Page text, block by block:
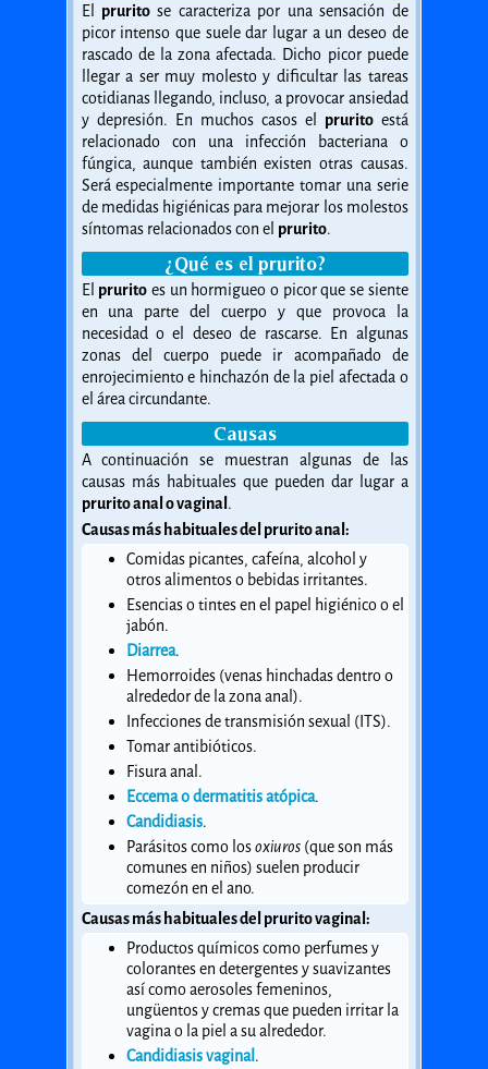
El prurito se caracteriza por una sensación de
picor intenso que suele dar lugar a un deseo de
rascado de la zona afectada. Dicho picor puede
llegar a ser muy molesto y dificultar las tareas
cotidianas llegando, incluso, a provocar ansiedad
y depresión. En muchos casos el pruritoestá
relacionado con una infección bacteriana o
fúngica, aunque también existen otras causas.
Será especialmente importante tomar una serie
de medidas higiénicas para mejorar los molestos
síntomas relacionados con el prurito.
¿Qué es el prurito?
El prurito es un hormigueo o picor que se siente
en una parte del cuerpo y que provoca la
necesidad o el deseo de rascarse. En algunas
zonas del cuerpo puede ir acompañado de
enrojecimiento e hinchazón de la piel afectada o
el área circundante.
Causas
A continuación se muestran algunas de las
causas más habituales que pueden dar lugar a
prurito anal o vaginal.
Causas más habituales del prurito anal:
Comidas picantes, cafeína, alcohol y
otros alimentos o bebidas irritantes.
Esencias o tintes en el papel higiénico o el
jabón.
Diarrea.
Hemorroides (venas hinchadas dentro o
alrededor de la zona anal).
Infecciones de transmisión sexual (ITS).
Tomar antibióticos.
Fisura anal.
Eccema o dermatitis atópica.
Candidiasis.
Parásitos como losoxiuros(que son más
comunes en niños) suelen producir
comezón en el ano.
Causas más habituales del prurito vaginal:
Productos químicos como perfumes y
colorantes en detergentes y suavizantes
así como aerosoles femeninos,
ungüentos y cremas que pueden irritar la
vagina o la piel a su alrededor.
Candidiasis vaginal.